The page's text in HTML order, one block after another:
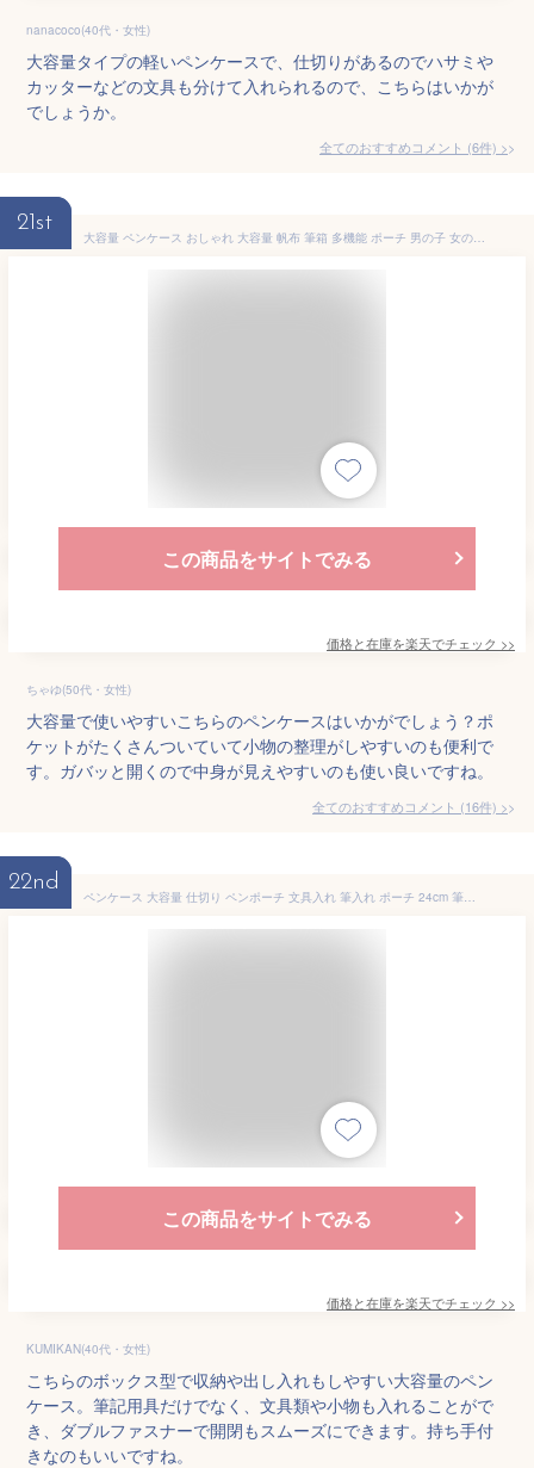
nanacoco(40代・女性)
大容量タイプの軽いペンケースで、仕切りがあるのでハサミや
カッターなどの文具も分けて入れられるので、こちらはいかが
でしょうか。
全てのおすすめコメント (6件) >
21st
大容量 ペンケース おしゃれ 大容量 帆布 筆箱 多機能 ポーチ 男の子 女の子 子供 小学生 中学生 高校生 大学生 社会人用 ペンポーチ 学生 入学 便利 シンプル ふで箱 ふでばこ 文房具 筆記用具 お祝い
この商品をサイトでみる
価格と在庫を楽天でチェック >>
ちゃゆ(50代・女性)
大容量で使いやすいこちらのペンケースはいかがでしょう？ポ
ケットがたくさんついていて小物の整理がしやすいのも便利で
す。ガバッと開くので中身が見えやすいのも使い良いですね。
全てのおすすめコメント (16件) >
22nd
ペンケース 大容量 仕切り ペンポーチ 文具入れ 筆入れ ポーチ 24cm 筆箱 大容量 ふでばこ 大容量 文房具収納 文房具バッグ 筆記用具 小物入れポーチ 化粧品収納 化粧バッグ りょこバッグ ボックス型ペンケース 収納ポーチ ペンケース筆箱 多機能ペンケース ふで箱
この商品をサイトでみる
価格と在庫を楽天でチェック >>
KUMIKAN(40代・女性)
こちらのボックス型で収納や出し入れもしやすい大容量のペン
ケース。筆記用具だけでなく、文具類や小物も入れることがで
き、ダブルファスナーで開閉もスムーズにできます。持ち手付
きなのもいいですね。